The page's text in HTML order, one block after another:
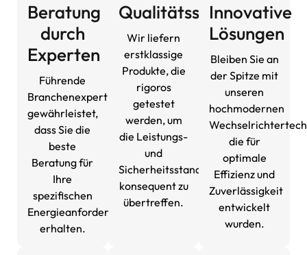
Beratung
durch
Experten
Führende
Branchenexpertise
gewährleistet,
dass Sie die
beste
Beratung für
Ihre
spezifischen
Energieanforderungen
erhalten.
Qualitätssicherung
Wir liefern
erstklassige
Produkte, die
rigoros
getestet
werden, um
die Leistungs-
und
Sicherheitsstandards
konsequent zu
übertreffen.
Innovative
Lösungen
Bleiben Sie an
der Spitze mit
unseren
hochmodernen
die für
optimale
Effizienz und
Zuverlässigkeit
entwickelt
wurden.